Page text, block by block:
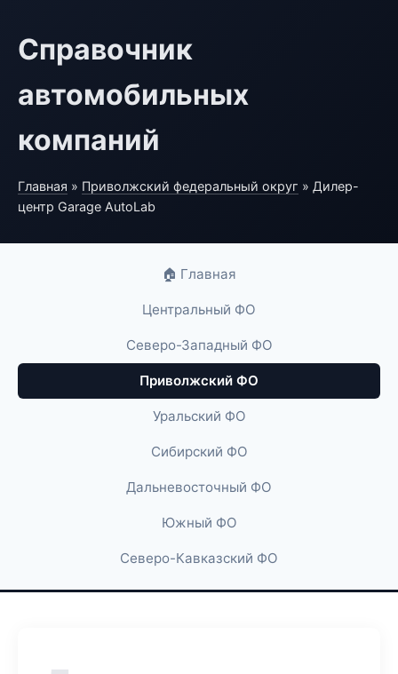
Справочник
автомобильных
компаний
Главная » Приволжский федеральный округ » Дилер-
центр Garage AutoLab
🏠 Главная
Центральный ФО
Северо-Западный ФО
Приволжский ФО
Уральский ФО
Сибирский ФО
Дальневосточный ФО
Южный ФО
Северо-Кавказский ФО